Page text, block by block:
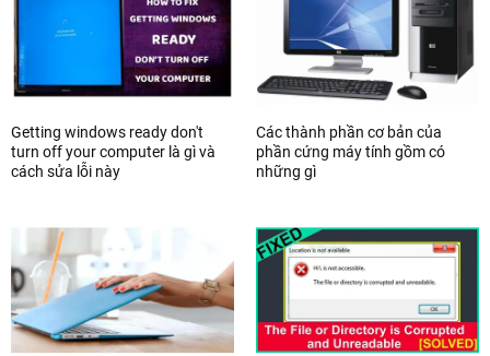
Getting windows ready don't
turn off your computer là gì và
cách sửa lỗi này
Các thành phần cơ bản của
phần cứng máy tính gồm có
những gì